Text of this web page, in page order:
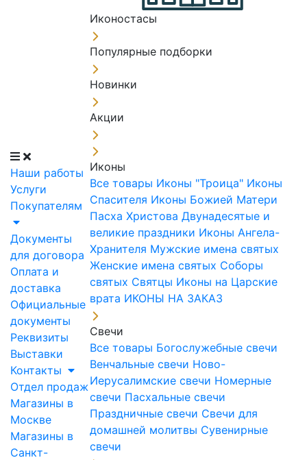
Наши работы
Услуги
Покупателям
Документы
для договора
Оплата и
доставка
Официальные
документы
Реквизиты
Выставки
Контакты
Отдел продаж
Магазины в
Москве
Магазины в
Санкт-
Иконостасы
Популярные подборки
Новинки
Акции
Иконы
Все товары Иконы "Троица" Иконы
Спасителя Иконы Божией Матери
Пасха Христова Двунадесятые и
великие праздники Иконы Ангела-
Хранителя Мужские имена святых
Женские имена святых Соборы
святых Святцы Иконы на Царские
врата ИКОНЫ НА ЗАКАЗ
Свечи
Все товары Богослужебные свечи
Венчальные свечи Ново-
Иерусалимские свечи Номерные
свечи Пасхальные свечи
Праздничные свечи Свечи для
домашней молитвы Сувенирные
свечи